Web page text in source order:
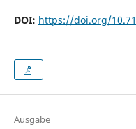
DOI: https://doi.org/
Ausgabe